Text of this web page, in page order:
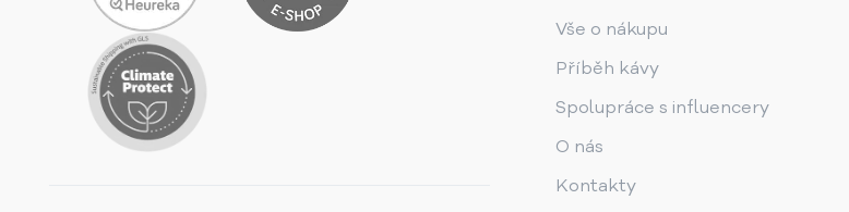
Vše o nákupu
Příběh kávy
Spolupráce s influencery
O nás
Kontakty